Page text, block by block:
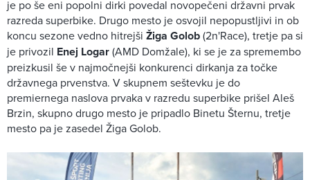
je po še eni popolni dirki povedal novopečeni državni prvak
razreda superbike. Drugo mesto je osvojil nepopustljivi in ob
koncu sezone vedno hitrejši Žiga Golob(2n'Race), tretje pa si
je privozil Enej Logar(AMD Domžale), ki se je za spremembo
preizkusil še v najmočnejši konkurenci dirkanja za točke
državnega prvenstva. V skupnem seštevku je do
premiernega naslova prvaka v razredu superbike prišel Aleš
Brzin, skupno drugo mesto je pripadlo Binetu Šternu, tretje
mesto pa je zasedel Žiga Golob.